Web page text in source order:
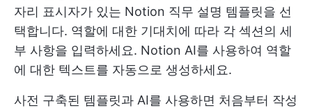
자리 표시자가 있는 Notion 직무 설명 템플릿을 선
택합니다. 역할에 대한 기대치에 따라 각 섹션의 세
부 사항을 입력하세요. Notion AI를 사용하여 역할
에 대한 텍스트를 자동으로 생성하세요.
사전 구축된 템플릿과 AI를 사용하면 처음부터 작성